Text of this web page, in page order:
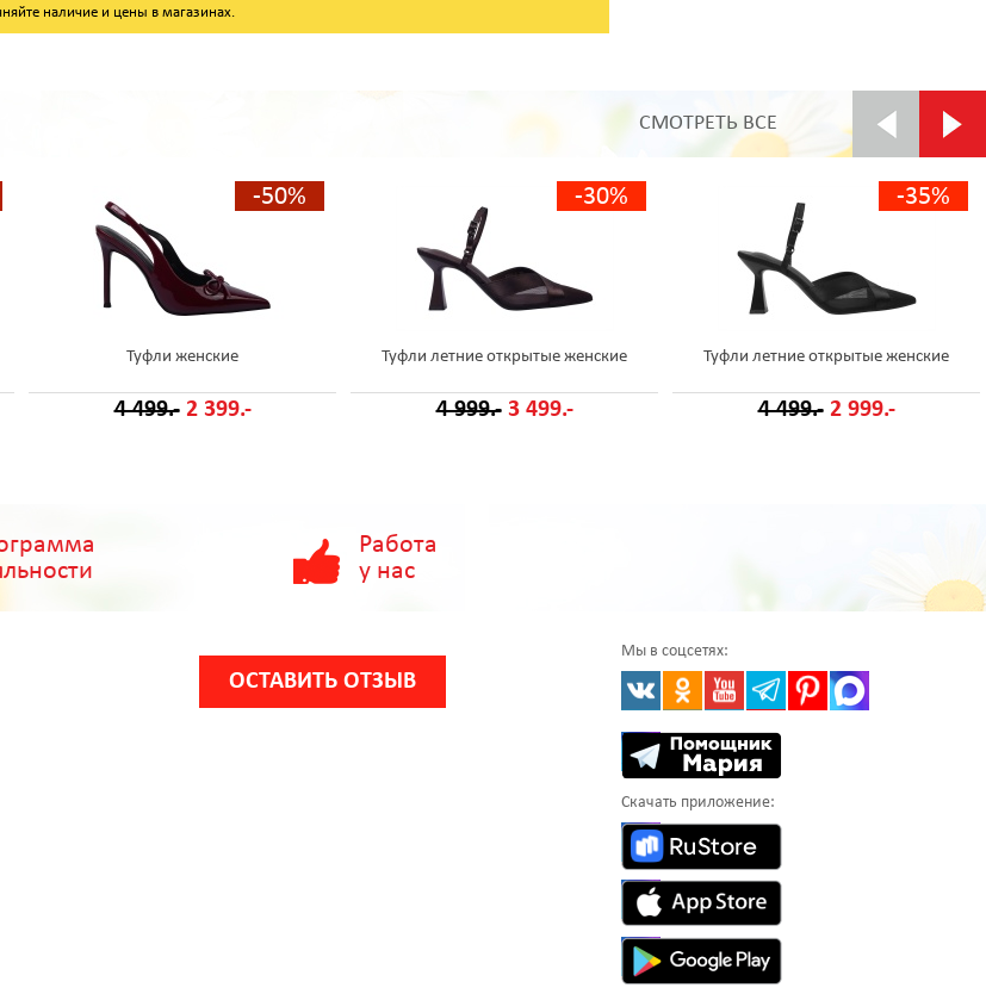
наличие и цены в магазинах.
СМОТРЕТЬ ВСЕ
-50%
Туфли женские
4 499.- 2 399.-
-30%
Туфли летние открытые женские
4 999.- 3 499.-
-35%
Туфли летние открытые женские
4 499.- 2 999.-
Работа
у нас
ОСТАВИТЬ ОТЗЫВ
Мы в соцсетях:
Скачать приложение: